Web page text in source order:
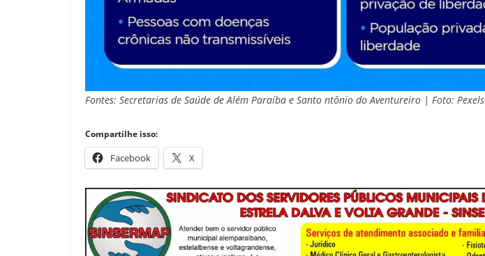
Fontes: Secretarias de Saúde de Além Paraíba e Santo ntônio do Aventureiro | Foto: Pexels
Compartilhe isso:
Facebook X